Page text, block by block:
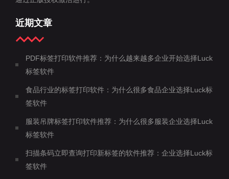
近期文章
PDF标签打印软件推荐：为什么越来越多企业开始选择Luck
标签软件
食品行业的标签打印软件：为什么很多食品企业选择Luck标
签软件
服装吊牌标签打印软件推荐：为什么很多服装企业选择Luck
标签软件
扫描条码立即查询打印新标签的软件推荐：企业选择Luck标
签软件